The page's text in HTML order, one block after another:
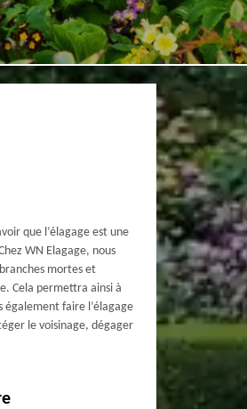
que l’élagage est une
WN Elagage, nous
mortes et
Cela permettra ainsi à
également faire l’élagage
le voisinage, dégager